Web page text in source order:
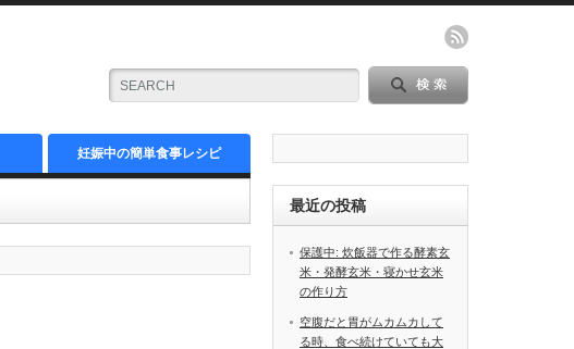
妊娠中の簡単食事レシピ
最近の投稿
保護中: 炊飯器で作る酵素玄
米・発酵玄米・寝かせ玄米
の作り方
空腹だと胃がムカムカして
る時、食べ続けていても大